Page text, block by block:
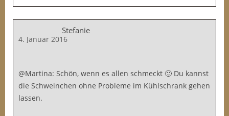
Stefanie
4. Januar 2016
@Martina: Schön, wenn es allen schmeckt 🙂 Du kannst
die Schweinchen ohne Probleme im Kühlschrank gehen
lassen.